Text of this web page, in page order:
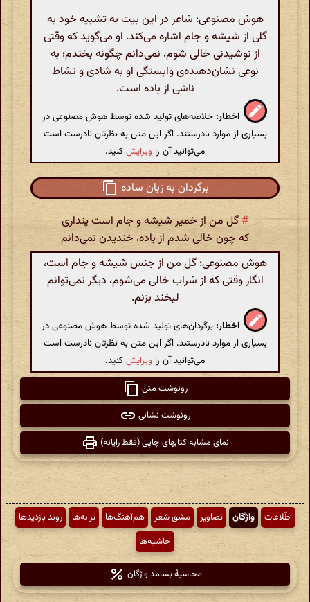
هوش مصنوعی: شاعر در این بیت به تشبیه خود به
گلی از شیشه و جام اشاره می‌کند. او می‌گوید که وقتی
از نوشیدنی خالی شوم، نمی‌دانم چگونه بخندم؛ به
نوعی نشان‌دهنده‌ی وابستگی او به شادی و نشاط
ناشی از باده است.
اخطار: خلاصه‌های تولید شده توسط هوش مصنوعی در
بسیاری از موارد نادرستند. اگر این متن به نظرتان نادرست است
می‌توانید آن را ویرایشکنید.
برگردان به زبان ساده
# گل من از خمیر شیشه و جام است پنداری
که چون خالی شدم از باده، خندیدن نمی‌دانم
هوش مصنوعی: گل من از جنس شیشه و جام است،
انگار وقتی که از شراب خالی می‌شوم، دیگر نمی‌توانم
لبخند بزنم.
اخطار: برگردان‌های تولید شده توسط هوش مصنوعی در
بسیاری از موارد نادرستند. اگر این متن به نظرتان نادرست است
می‌توانید آن را ویرایشکنید.
رونوشت متن
رونوشت نشانی
نمای مشابه کتابهای چاپی (فقط رایانه)
اطّلاعات واژگان تصاویر مشق شعر هم‌آهنگ‌ها ترانه‌ها
روند بازدیدها
حاشیه‌ها
محاسبهٔ بسامد واژگان